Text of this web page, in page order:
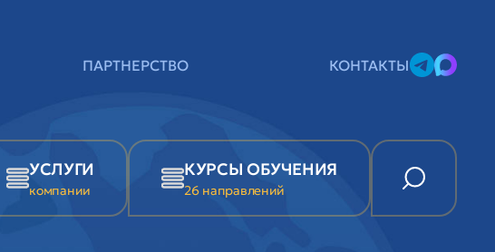
ПАРТНЕРСТВО КОНТАКТЫ
УСЛУГИ
компании
КУРСЫ ОБУЧЕНИЯ
26 направлений